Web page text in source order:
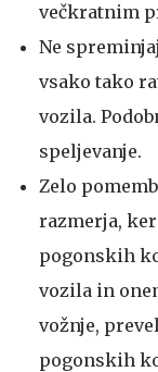
večkratnim
Ne
vsako tako
vozila.
speljevanje.
Zelo
razmerja,
pogonskih
vozila in
vožnje,
pogonskih